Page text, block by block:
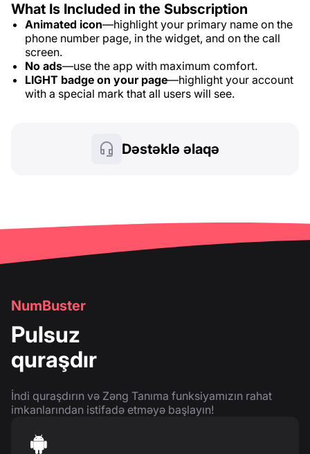
What Is Included in the Subscription
Animated icon—highlight your primary name on the
phone number page, in the widget, and on the call
screen.
No ads—use the app with maximum comfort.
LIGHT badge on your page—highlight your account
with a special mark that all users will see.
Dəstəklə əlaqə
NumBuster
Pulsuz
quraşdır
İndi quraşdırın və Zəng Tanıma funksiyamızın rahat
imkanlarından istifadə etməyə başlayın!